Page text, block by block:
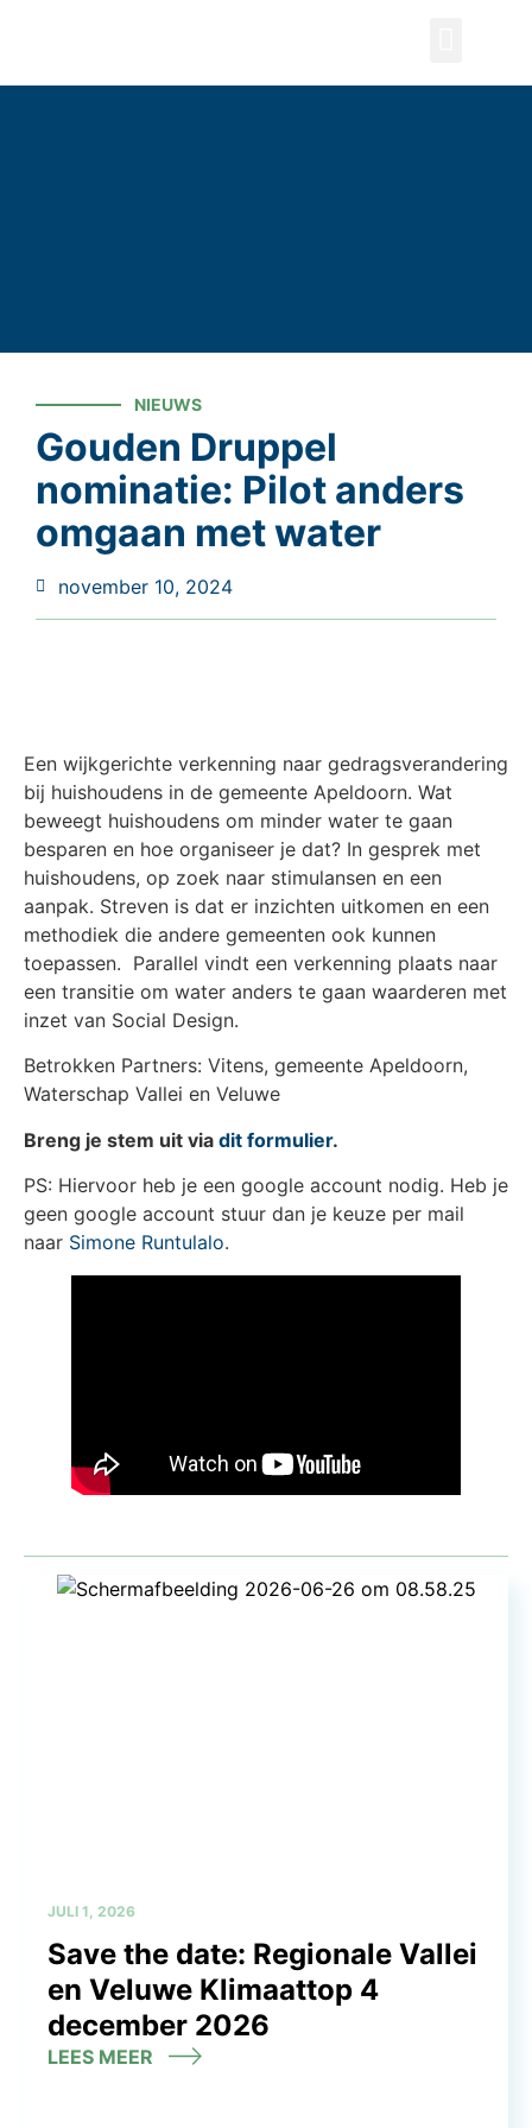
NIEUWS
Gouden Druppel
nominatie: Pilot anders
omgaan met water
november 10, 2024
Een wijkgerichte verkenning naar gedragsverandering
bij huishoudens in de gemeente Apeldoorn. Wat
beweegt huishoudens om minder water te gaan
besparen en hoe organiseer je dat? In gesprek met
huishoudens, op zoek naar stimulansen en een
aanpak. Streven is dat er inzichten uitkomen en een
methodiek die andere gemeenten ook kunnen
toepassen. Parallel vindt een verkenning plaats naar
een transitie om water anders te gaan waarderen met
inzet van Social Design.
Betrokken Partners: Vitens, gemeente Apeldoorn,
Waterschap Vallei en Veluwe
Breng je stem uit via dit formulier.
PS: Hiervoor heb je een google account nodig. Heb je
geen google account stuur dan je keuze per mail
naar Simone Runtulalo.
JULI 1, 2026
Save the date: Regionale Vallei
en Veluwe Klimaattop 4
december 2026
LEES MEER